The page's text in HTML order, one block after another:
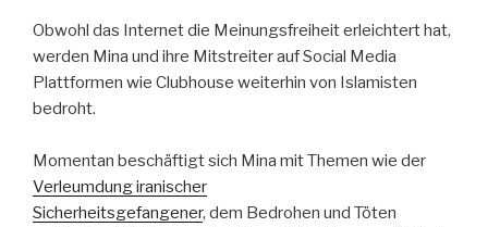
Obwohl das Internet die Meinungsfreiheit erleichtert hat,
werden Mina und ihre Mitstreiter auf Social Media
Plattformen wie Clubhouse weiterhin von Islamisten
bedroht.
Momentan beschäftigt sich Mina mit Themen wie der
Verleumdung iranischer
Sicherheitsgefangener, dem Bedrohen und Töten